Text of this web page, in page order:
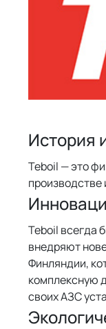
История
Teboil — это
Teboil всегда
внедряют
Финляндии,
комплексную
своих АЗС